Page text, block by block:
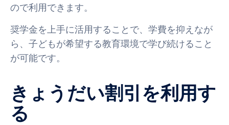
ので利用できます。
奨学金を上手に活用することで、学費を抑えなが
ら、子どもが希望する教育環境で学び続けること
が可能です。
きょうだい割引を利用す
る